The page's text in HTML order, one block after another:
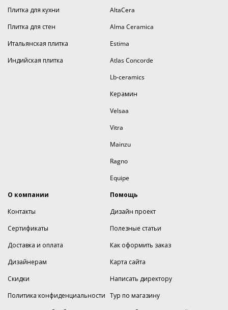
Плитка для кухни
Плитка для стен
Итальянская плитка
Индийская плитка
AltaCera
Alma Ceramica
Estima
Atlas Concorde
Lb-ceramics
Керамин
Velsaa
Vitra
Mainzu
Ragno
Equipe
О компании
Контакты
Сертификаты
Доставка и оплата
Дизайнерам
Скидки
Политика конфиденциальности
Помощь
Дизайн проект
Полезные статьи
Как оформить заказ
Карта сайта
Написать директору
Тур по магазину